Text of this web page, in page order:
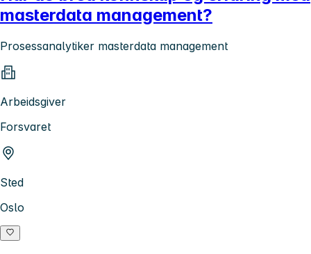
masterdata management?
Prosessanalytiker masterdata management
Arbeidsgiver
Forsvaret
Sted
Oslo